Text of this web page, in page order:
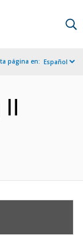
página en: Español
II